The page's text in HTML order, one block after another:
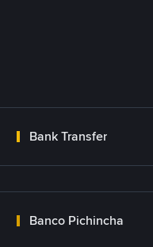
Bank Transfer
Banco Pichincha